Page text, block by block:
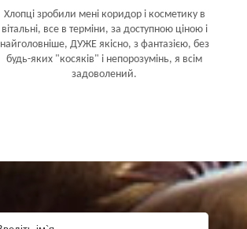
Хлопці зробили мені коридор і косметику в
вітальні, все в терміни, за доступною ціною і
найголовніше, ДУЖЕ якісно, з фантазією, без
будь-яких "косяків" і непорозумінь, я всім
задоволений.